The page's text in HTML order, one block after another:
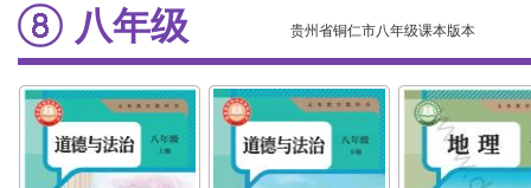
八年级 贵州省铜仁市八年级课本版本